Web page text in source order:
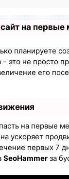
на первые
планируете
это не просто
его
на первые
ускоряет
первых 7
SeoHammer за